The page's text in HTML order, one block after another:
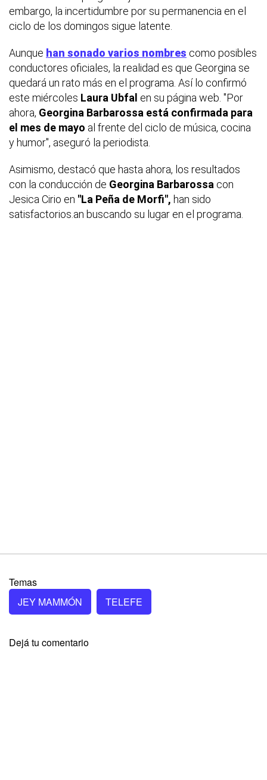
embargo, la incertidumbre por su permanencia en el
ciclo de los domingos sigue latente.
Aunque han sonado varios nombres como posibles
conductores oficiales, la realidad es que Georgina se
quedará un rato más en el programa. Así lo confirmó
este miércoles Laura Ubfal en su página web. "Por
ahora, Georgina Barbarossa está confirmada para
el mes de mayo al frente del ciclo de música, cocina
y humor", aseguró la periodista.
Asimismo, destacó que hasta ahora, los resultados
con la conducción de Georgina Barbarossa con
Jesica Cirio en "La Peña de Morfi", han sido
satisfactorios.an buscando su lugar en el programa.
Temas
JEY MAMMÓN
TELEFE
Dejá tu comentario